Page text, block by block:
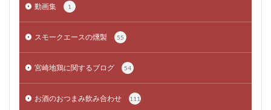
動画集 1
スモークエースの燻製 55
宮崎地鶏に関するブログ 54
お酒のおつまみ飲み合わせ 111